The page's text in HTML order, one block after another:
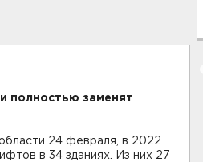
полностью заменят
24 февраля, в 2022
в 34 зданиях. Из них 27